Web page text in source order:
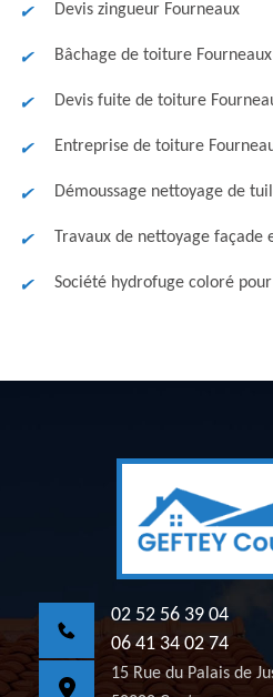
Devis zingueur Fourneaux
Bâchage de toiture Fourneaux
Devis fuite de toiture
Entreprise de toiture
Démoussage nettoyage de
Travaux de nettoyage
Société hydrofuge coloré
02 52 56 39 04
06 41 34 02 74
15 Rue du Palais de